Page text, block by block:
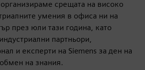
Англия
в Западен Лондон